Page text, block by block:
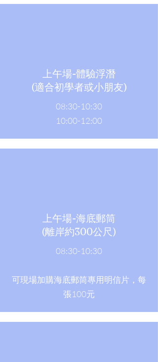
上午場-體驗浮潛
(適合初學者或小朋友)
08:30-10:30
10:00-12:00
上午場-海底郵筒
​(離岸約300公尺)
08:30-10:30
​可現場加購海底郵筒專用明信片，每
張100元